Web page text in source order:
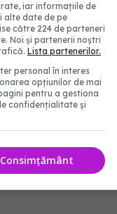
sau accidentul
Alzheimer
moleculele
iar informațiile de
alte date de pe
către 224 de parteneri
Noi și partenerii noștri
Lista partenerilor.
personal în interes
opțiunilor de mai
pentru a gestiona
confidențialitate și
Consimțământ